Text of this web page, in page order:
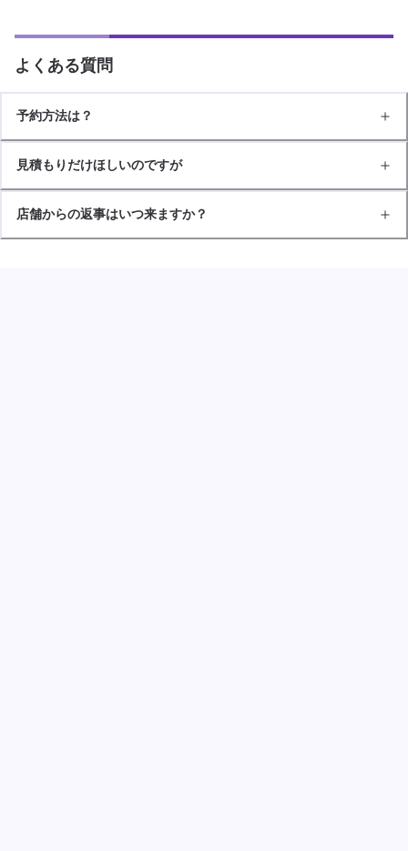
よくある質問
予約方法は？
見積もりだけほしいのですが
店舗からの返事はいつ来ますか？